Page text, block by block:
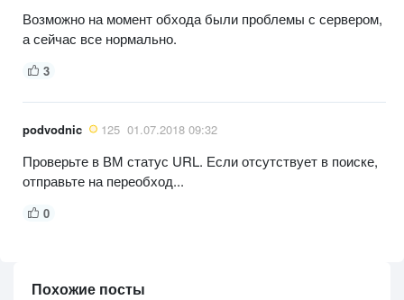
Возможно на момент обхода были проблемы с сервером,
а сейчас все нормально.
3
podvodnic 125 01.07.2018 09:32
Проверьте в ВМ статус URL. Если отсутствует в поиске,
отправьте на переобход...
0
Похожие посты